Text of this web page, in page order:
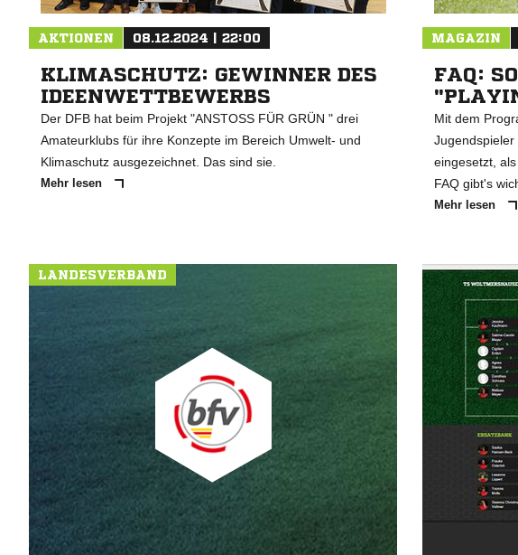
AKTIONEN 08.12.2024 | 22:00
KLIMASCHUTZ: GEWINNER DES
IDEENWETTBEWERBS
Der DFB hat beim Projekt "ANSTOSS FÜR GRÜN " drei
Amateurklubs für ihre Konzepte im Bereich Umwelt- und
Klimaschutz ausgezeichnet. Das sind sie.
Mehr lesen
MAGAZIN
FAQ:
Mit dem
Jugendspieler
eingesetzt,
FAQ gibt's
Mehr lesen
LANDESVERBAND